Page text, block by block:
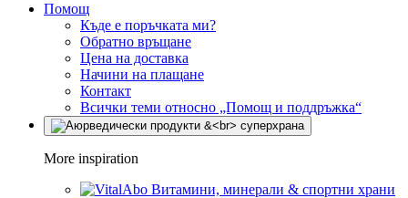
Помощ
Къде е поръчката ми?
Обратно връщане
Цена на доставка
Начини на плащане
Контакт
Всички теми относно „Помощ и поддръжка“
More inspiration
Витамини, минерали & спортни храни